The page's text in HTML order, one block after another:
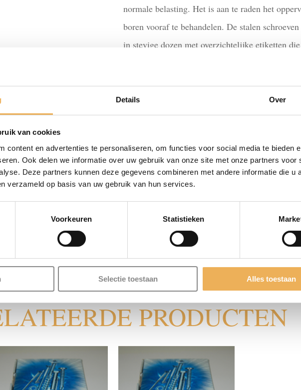
Details Over
van cookies
content en advertenties te personaliseren, om functies voor social media te bieden
Ook delen we informatie over uw gebruik van onze site met onze partners voor
Deze partners kunnen deze gegevens combineren met andere informatie die u
verzameld op basis van uw gebruik van hun services.
Voorkeuren Statistieken
Selectie toestaan Alles toestaan
normale belasting. Het is aan te raden het
boren vooraf te behandelen. De stalen
in stevige dozen met overzichtelijke etiketten
stalen
schroeven
(Copy)
aantal
BESCHRIJVING
PRODUCTEN